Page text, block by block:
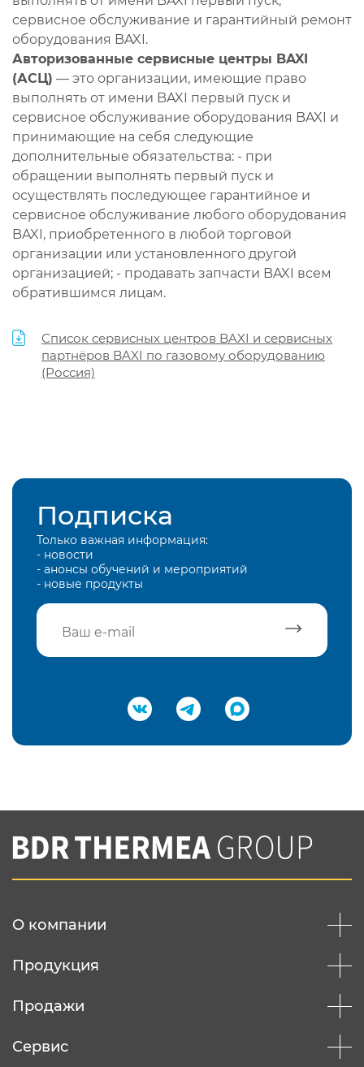
сервисное обслуживание и гарантийный ремонт
оборудования BAXI.
Авторизованные сервисные центры BAXI
(АСЦ) — это организации, имеющие право
выполнять от имени BAXI первый пуск и
сервисное обслуживание оборудования BAXI и
принимающие на себя следующие
дополнительные обязательства: - при
обращении выполнять первый пуск и
осуществлять последующее гарантийное и
сервисное обслуживание любого оборудования
BAXI, приобретенного в любой торговой
организации или установленного другой
организацией; - продавать запчасти BAXI всем
обратившимся лицам.
Список сервисных центров BAXI и сервисных
партнёров BAXI по газовому оборудованию
(Россия)
Подписка
Только важная информация:
- новости
- анонсы обучений и мероприятий
- новые продукты
Подтвердить e-mail
Вы соглашаетесь с нашей политикой
конфеденциальности
О компании
Продукция
Продажи
Сервис